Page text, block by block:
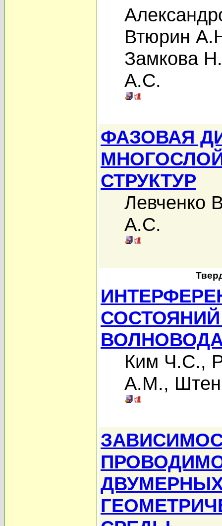
Втюрин
Замкова
А.С.
ФАЗОВАЯ
СТРУКТУР
Левченко
А.С.
Ким Ч.С.,
А.М.,